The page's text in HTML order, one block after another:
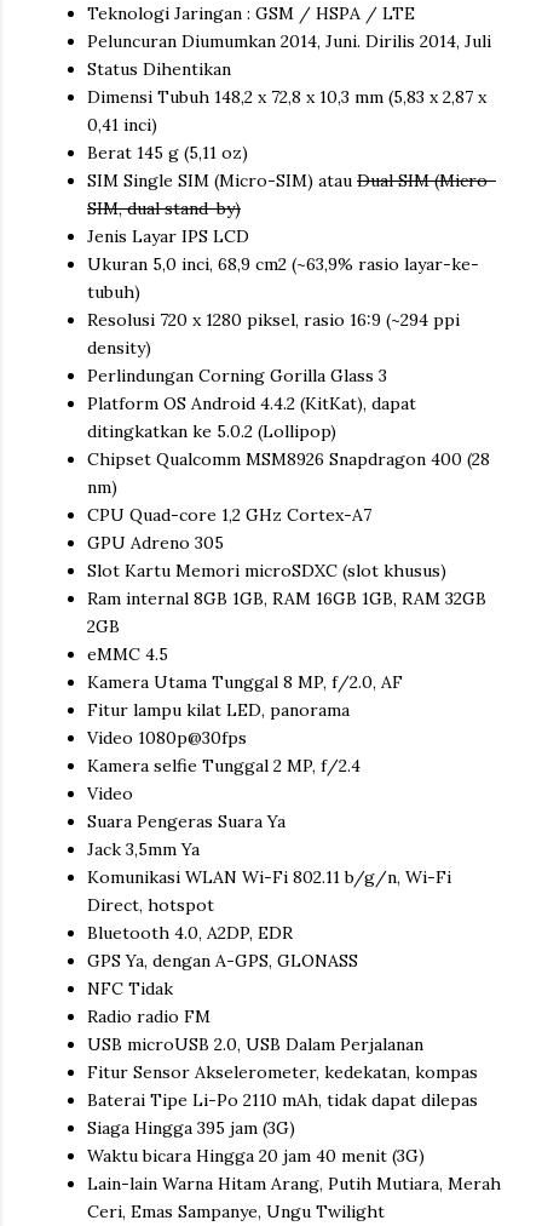
Teknologi Jaringan : GSM / HSPA / LTE
Peluncuran Diumumkan 2014, Juni. Dirilis 2014, Juli
Status Dihentikan
Dimensi Tubuh 148,2 x 72,8 x 10,3 mm (5,83 x 2,87 x
0,41 inci)
Berat 145 g (5,11 oz)
SIM Single SIM (Micro-SIM) atau Dual SIM (Micro-
SIM, dual stand-by)
Jenis Layar IPS LCD
Ukuran 5,0 inci, 68,9 cm2 (~63,9% rasio layar-ke-
tubuh)
Resolusi 720 x 1280 piksel, rasio 16:9 (~294 ppi
density)
Perlindungan Corning Gorilla Glass 3
Platform OS Android 4.4.2 (KitKat), dapat
ditingkatkan ke 5.0.2 (Lollipop)
Chipset Qualcomm MSM8926 Snapdragon 400 (28
nm)
CPU Quad-core 1,2 GHz Cortex-A7
GPU Adreno 305
Slot Kartu Memori microSDXC (slot khusus)
Ram internal 8GB 1GB, RAM 16GB 1GB, RAM 32GB
2GB
eMMC 4.5
Kamera Utama Tunggal 8 MP, f/2.0, AF
Fitur lampu kilat LED, panorama
Video 1080p@30fps
Kamera selfie Tunggal 2 MP, f/2.4
Video
Suara Pengeras Suara Ya
Jack 3,5mm Ya
Komunikasi WLAN Wi-Fi 802.11 b/g/n, Wi-Fi
Direct, hotspot
Bluetooth 4.0, A2DP, EDR
GPS Ya, dengan A-GPS, GLONASS
NFC Tidak
Radio radio FM
USB microUSB 2.0, USB Dalam Perjalanan
Fitur Sensor Akselerometer, kedekatan, kompas
Baterai Tipe Li-Po 2110 mAh, tidak dapat dilepas
Siaga Hingga 395 jam (3G)
Waktu bicara Hingga 20 jam 40 menit (3G)
Lain-lain Warna Hitam Arang, Putih Mutiara, Merah
Ceri, Emas Sampanye, Ungu Twilight